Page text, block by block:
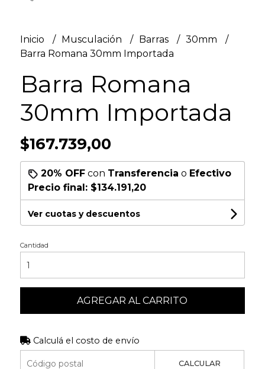
Inicio Musculación Barras
30mm
Barra Romana 30mm Importada
Barra Romana
30mm Importada
$167.739,00
20% OFFcon Transferencia o Efectivo
Precio final: $134.191,20
Ver cuotas y descuentos
Cantidad
AGREGAR AL CARRITO
Calculá el costo de envío
CALCULAR